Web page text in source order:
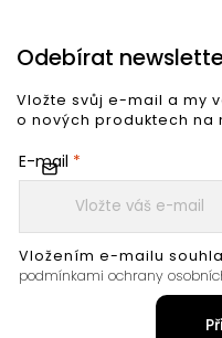
Odebírat
Vložte svůj e-mail a my
o nových produktech na
E-mail
Vložením e-mailu
podmínkami ochrany